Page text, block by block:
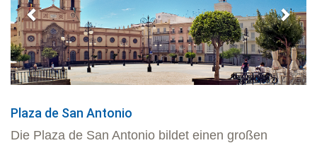
Plaza de San Antonio
Die Plaza de San Antonio bildet einen großen